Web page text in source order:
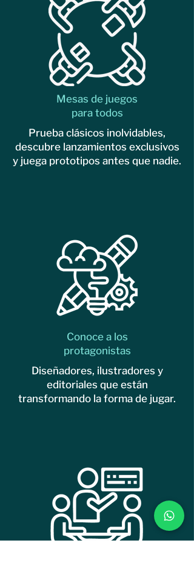
Mesas de juegos
para todos
Prueba clásicos inolvidables,
descubre lanzamientos exclusivos
y juega prototipos antes que nadie.
Conoce a los
protagonistas
Diseñadores, ilustradores y
editoriales que están
transformando la forma de jugar.